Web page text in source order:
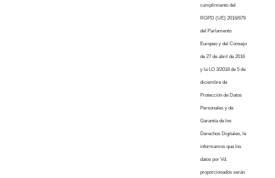
cumplimiento del
RGPD (UE) 2016/679
del Parlamento
Europeo y del Consejo
de 27 de abril de 2016
y la LO 3/2018 de 5 de
diciembre de
Protección de Datos
Personales y de
Garantía de los
Derechos Digitales, le
informamos que los
datos por Vd.
proporcionados serán